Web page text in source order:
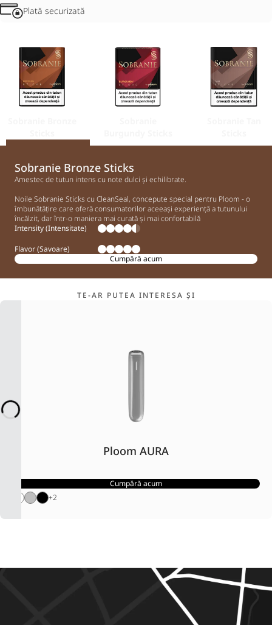
Plată securizată
Sobranie Bronze Sticks
Amestec de tutun intens cu note dulci și echilibrate.
Noile Sobranie Sticks cu CleanSeal, concepute special pentru Ploom - o
îmbunătățire care oferă consumatorilor aceeași experiență a tutunului
încălzit, dar într-o maniera mai curată și mai confortabilă
Intensity (Intensitate)
Flavor (Savoare)
Cumpără acum
TE-AR PUTEA INTERESA ȘI
Ploom AURA
Cumpără acum
+2